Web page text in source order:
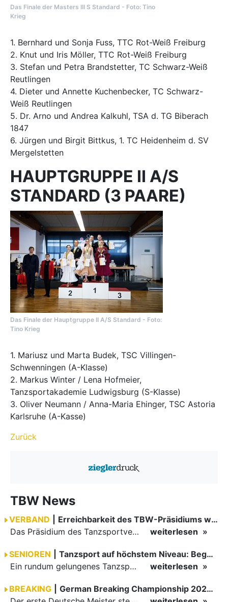
Das Finale der Masters III S Standard - Foto: Tino
Krieg
​​​​​​1. Bernhard und Sonja Fuss, TTC Rot-Weiß Freiburg
2. Knut und Iris Möller, TTC Rot-Weiß Freiburg
3. Stefan und Petra Brandstetter, TC Schwarz-Weiß
Reutlingen
4. Dieter und Annette Kuchenbecker, TC Schwarz-
Weiß Reutlingen
5. Dr. Arno und Andrea Kalkuhl, TSA d. TG Biberach
1847
6. Jürgen und Birgit Bittkus, 1. TC Heidenheim d. SV
Mergelstetten
HAUPTGRUPPE II A/S
STANDARD (3 PAARE)
Das Finale der Hauptgruppe II A/S Standard - Foto:
Tino Krieg
​​​​​​1. Mariusz und Marta Budek, TSC Villingen-
Schwenningen (A-Klasse)
2. Markus Winter / Lena Hofmeier,
Tanzsportakademie Ludwigsburg (S-Klasse)
3. Oliver Neumann / Anna-Maria Ehinger, TSC Astoria
Karlsruhe (A-Kasse)
Zurück
TBW News
VERBAND
Erreichbarkeit des TBW-Präsidiums während der GOC 2026
Das Präsidium des Tanzsportverbandes Baden-Württemberg (TBW) ist in der Zeit vom 09.08.2026 bis einschließlich 16.08.2026 nicht erreichbar. Da alle Präsidiumsmitglieder vor Ort bei den German Open…
weiterlesen
SENIOREN
Tanzsport auf höchstem Niveau: Begeisterung bei den Turnieren in…
Ein rundum gelungenes Tanzsport-Wochenende liegt hinter den Paaren und Organisatoren in Enzklösterle. Am 1. und 2. August 2026 verwandelte sich die Festhalle wieder in einen lebendigen Mittelpunkt des…
weiterlesen
BREAKING
German Breaking Championship 2026 in Hannover